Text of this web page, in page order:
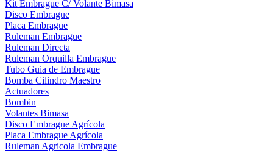
Kit Embrague C/ Volante Bimasa
Disco Embrague
Placa Embrague
Ruleman Embrague
Ruleman Directa
Ruleman Orquilla Embrague
Tubo Guia de Embrague
Bomba Cilindro Maestro
Actuadores
Bombin
Volantes Bimasa
Disco Embrague Agrícola
Placa Embrague Agrícola
Ruleman Agricola Embrague